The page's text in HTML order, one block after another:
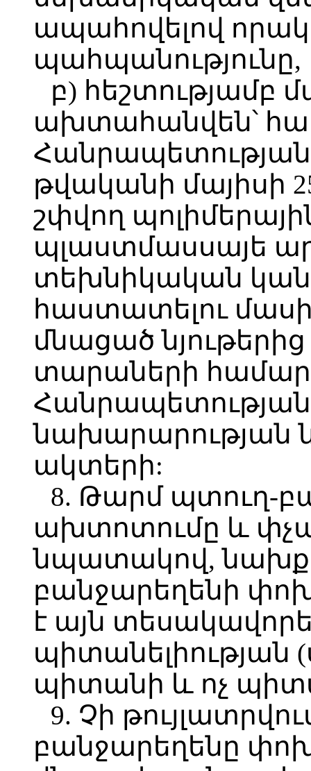
ապահովելով
պահպանությունը,
բ) հեշտությամբ
ախտահանվեն՝
Հանրապետության
թվականի մայիսի
շփվող
պլաստմասսայե
տեխնիկական
հաստատելու
մնացած
տարաների
նախարարության
ակտերի:
8. Թարմ պտուղ-
ախտոտումը և
նպատակով,
բանջարեղենի
է այն
պիտանի և ոչ
9. Չի
բանջարեղենը